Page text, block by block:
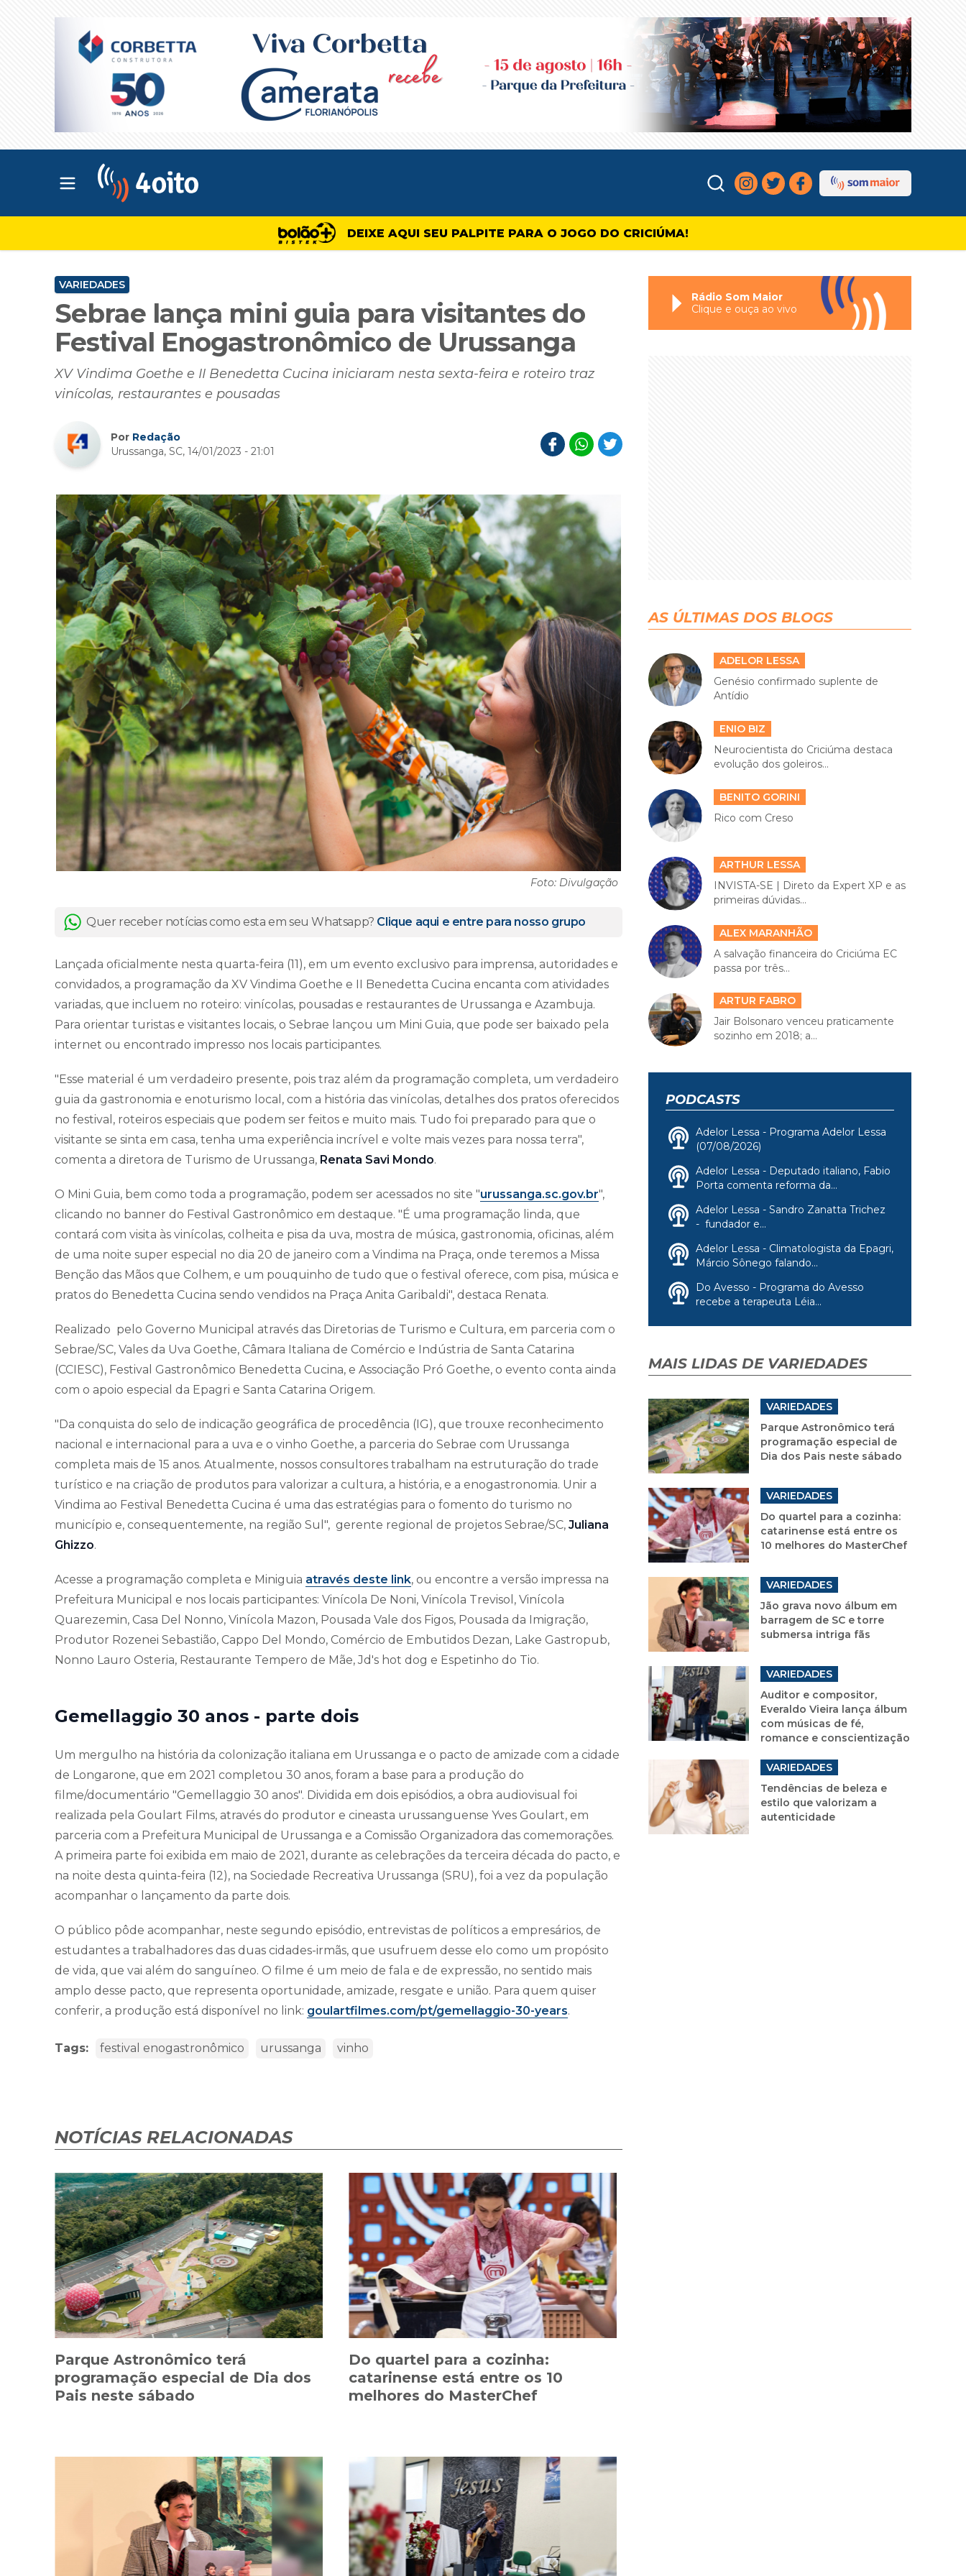
Abrir menu principal
DEIXE AQUI SEU PALPITE PARA O JOGO DO CRICIÚMA!
VARIEDADES
Sebrae lança mini guia para visitantes do
Festival Enogastronômico de Urussanga
XV Vindima Goethe e II Benedetta Cucina iniciaram nesta sexta-feira e roteiro traz
vinícolas, restaurantes e pousadas
Por Redação
Urussanga, SC, 14/01/2023 - 21:01
Foto: Divulgação
Quer receber notícias como esta em seu Whatsapp? Clique aqui e entre para nosso grupo
Lançada oficialmente nesta quarta-feira (11), em um evento exclusivo para imprensa, autoridades e
convidados, a programação da XV Vindima Goethe e II Benedetta Cucina encanta com atividades
variadas, que incluem no roteiro: vinícolas, pousadas e restaurantes de Urussanga e Azambuja.
Para orientar turistas e visitantes locais, o Sebrae lançou um Mini Guia, que pode ser baixado pela
internet ou encontrado impresso nos locais participantes.
"Esse material é um verdadeiro presente, pois traz além da programação completa, um verdadeiro
guia da gastronomia e enoturismo local, com a história das vinícolas, detalhes dos pratos oferecidos
no festival, roteiros especiais que podem ser feitos e muito mais. Tudo foi preparado para que o
visitante se sinta em casa, tenha uma experiência incrível e volte mais vezes para nossa terra",
comenta a diretora de Turismo de Urussanga, Renata Savi Mondo.
O Mini Guia, bem como toda a programação, podem ser acessados no site "urussanga.sc.gov.br",
clicando no banner do Festival Gastronômico em destaque. "É uma programação linda, que
contará com visita às vinícolas, colheita e pisa da uva, mostra de música, gastronomia, oficinas, além
de uma noite super especial no dia 20 de janeiro com a Vindima na Praça, onde teremos a Missa
Benção das Mãos que Colhem, e um pouquinho de tudo que o festival oferece, com pisa, música e
pratos do Benedetta Cucina sendo vendidos na Praça Anita Garibaldi", destaca Renata.
Realizado pelo Governo Municipal através das Diretorias de Turismo e Cultura, em parceria com o
Sebrae/SC, Vales da Uva Goethe, Câmara Italiana de Comércio e Indústria de Santa Catarina
(CCIESC), Festival Gastronômico Benedetta Cucina, e Associação Pró Goethe, o evento conta ainda
com o apoio especial da Epagri e Santa Catarina Origem.
"Da conquista do selo de indicação geográfica de procedência (IG), que trouxe reconhecimento
nacional e internacional para a uva e o vinho Goethe, a parceria do Sebrae com Urussanga
completa mais de 15 anos. Atualmente, nossos consultores trabalham na estruturação do trade
turístico e na criação de produtos para valorizar a cultura, a história, e a enogastronomia. Unir a
Vindima ao Festival Benedetta Cucina é uma das estratégias para o fomento do turismo no
município e, consequentemente, na região Sul", gerente regional de projetos Sebrae/SC, Juliana
Ghizzo.
Acesse a programação completa e Miniguia através deste link, ou encontre a versão impressa na
Prefeitura Municipal e nos locais participantes: Vinícola De Noni, Vinícola Trevisol, Vinícola
Quarezemin, Casa Del Nonno, Vinícola Mazon, Pousada Vale dos Figos, Pousada da Imigração,
Produtor Rozenei Sebastião, Cappo Del Mondo, Comércio de Embutidos Dezan, Lake Gastropub,
Nonno Lauro Osteria, Restaurante Tempero de Mãe, Jd's hot dog e Espetinho do Tio.
Gemellaggio 30 anos - parte dois
Um mergulho na história da colonização italiana em Urussanga e o pacto de amizade com a cidade
de Longarone, que em 2021 completou 30 anos, foram a base para a produção do
filme/documentário "Gemellaggio 30 anos". Dividida em dois episódios, a obra audiovisual foi
realizada pela Goulart Films, através do produtor e cineasta urussanguense Yves Goulart, em
parceria com a Prefeitura Municipal de Urussanga e a Comissão Organizadora das comemorações.
A primeira parte foi exibida em maio de 2021, durante as celebrações da terceira década do pacto, e
na noite desta quinta-feira (12), na Sociedade Recreativa Urussanga (SRU), foi a vez da população
acompanhar o lançamento da parte dois.
O público pôde acompanhar, neste segundo episódio, entrevistas de políticos a empresários, de
estudantes a trabalhadores das duas cidades-irmãs, que usufruem desse elo como um propósito
de vida, que vai além do sanguíneo. O filme é um meio de fala e de expressão, no sentido mais
amplo desse pacto, que representa oportunidade, amizade, resgate e união. Para quem quiser
conferir, a produção está disponível no link: goulartfilmes.com/pt/gemellaggio-30-years.
Tags: festival enogastronômico urussanga vinho
NOTÍCIAS RELACIONADAS
Parque Astronômico terá
programação especial de Dia dos
Pais neste sábado
Do quartel para a cozinha:
catarinense está entre os 10
melhores do MasterChef
Rádio Som Maior
Clique e ouça ao vivo
AS ÚLTIMAS DOS BLOGS
ADELOR LESSA
Genésio confirmado suplente de
Antídio
ENIO BIZ
Neurocientista do Criciúma destaca
evolução dos goleiros...
BENITO GORINI
Rico com Creso
ARTHUR LESSA
INVISTA-SE | Direto da Expert XP e as
primeiras dúvidas...
ALEX MARANHÃO
A salvação financeira do Criciúma EC
passa por três...
ARTUR FABRO
Jair Bolsonaro venceu praticamente
sozinho em 2018; a...
PODCASTS
Adelor Lessa - Programa Adelor Lessa
(07/08/2026)
Adelor Lessa - Deputado italiano, Fabio
Porta comenta reforma da...
Adelor Lessa - Sandro Zanatta Trichez
- fundador e...
Adelor Lessa - Climatologista da Epagri,
Márcio Sônego falando...
Do Avesso - Programa do Avesso
recebe a terapeuta Léia...
MAIS LIDAS DE VARIEDADES
VARIEDADES
Parque Astronômico terá
programação especial de
Dia dos Pais neste sábado
VARIEDADES
Do quartel para a cozinha:
catarinense está entre os
10 melhores do MasterChef
VARIEDADES
Jão grava novo álbum em
barragem de SC e torre
submersa intriga fãs
VARIEDADES
Auditor e compositor,
Everaldo Vieira lança álbum
com músicas de fé,
romance e conscientização
VARIEDADES
Tendências de beleza e
estilo que valorizam a
autenticidade